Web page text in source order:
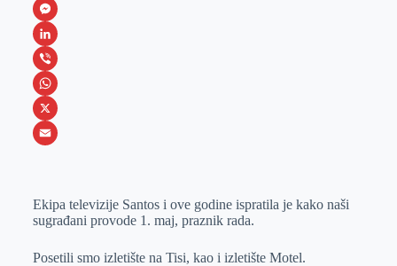
F
a
c
e
b
o
M
e
s
s
e
e
L
i
n
k
I
V
i
b
W
h
s
p
X
a
l
Ekipa televizije Santos i ove godine ispratila je kako naši
sugrađani provode 1. maj, praznik rada.
Posetili smo izletište na Tisi, kao i izletište Motel.